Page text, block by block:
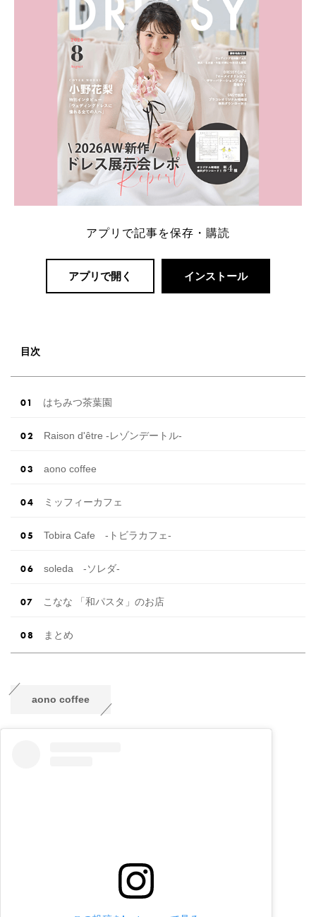
解決します。 まずは診断で候補を絞れる「ウェディ
ング診断」か、体験型 […]
続きを読む
アプリで記事を保存・購読
アプリで開く インストール
目次
はちみつ茶葉園
Raison d'être -レゾンデートル-
aono coffee
ミッフィーカフェ
Tobira Cafe -トビラカフェ-
soleda -ソレダ-
こなな 「和パスタ」のお店
まとめ
aono coffee